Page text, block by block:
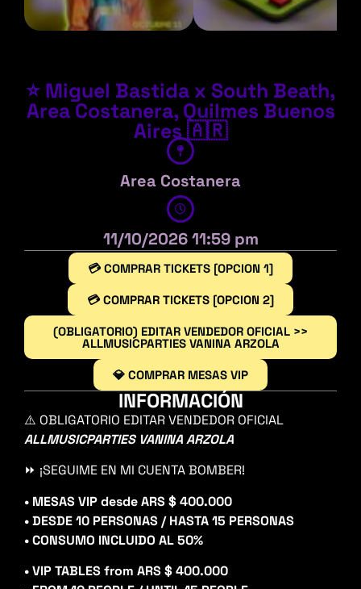
⭐ Miguel Bastida x South Beath,
Area Costanera, Quilmes Buenos
Aires 🇦🇷
Area Costanera
11/10/2026 11:59 pm
💳 COMPRAR TICKETS [OPCION 1]
💳 COMPRAR TICKETS [OPCION 2]
(OBLIGATORIO) EDITAR VENDEDOR OFICIAL >>
ALLMUSICPARTIES VANINA ARZOLA
💎 COMPRAR MESAS VIP
INFORMACIÓN
⚠️ OBLIGATORIO EDITAR VENDEDOR OFICIAL
ALLMUSICPARTIES VANINA ARZOLA
⏩ ¡SEGUIME EN MI CUENTA BOMBER!
• MESAS VIP desde ARS $ 400.000
• DESDE 10 PERSONAS / HASTA 15 PERSONAS
• CONSUMO INCLUIDO AL 50%
• VIP TABLES from ARS $ 400.000